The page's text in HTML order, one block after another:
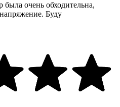
очень обходительна,
Буду